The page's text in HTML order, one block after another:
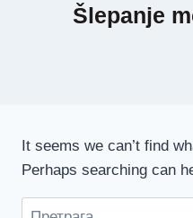
Šlepanje
It seems we can’t find
Perhaps searching can
Претрага